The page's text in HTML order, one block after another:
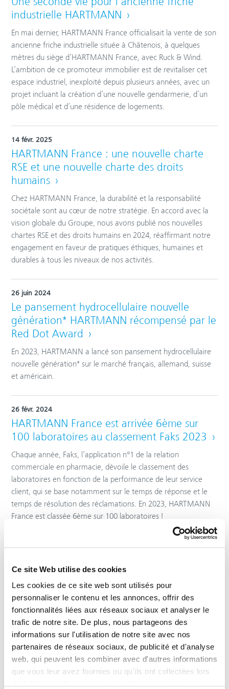
Ce site Web utilise des cookies
Les cookies de ce site web sont utilisés pour
personnaliser le contenu et les annonces, offrir des
fonctionnalités liées aux réseaux sociaux et analyser le
trafic de notre site. De plus, nous partageons des
informations sur l'utilisation de notre site avec nos
partenaires de réseaux sociaux, de publicité et d'analyse
web, qui peuvent les combiner avec d'autres informations
que vous leur avez fournies ou qu'ils ont collectées lors
industrielle HARTMANN
En mai dernier, HARTMANN France officialisait la vente de son
ancienne friche industrielle située à Châtenois, à quelques
mètres du siège d’HARTMANN France, avec Ruck & Wind.
L’ambition de ce promoteur immobilier est de revitaliser cet
espace industriel, inexploité depuis plusieurs années, avec un
projet incluant la création d’une nouvelle gendarmerie, d’un
pôle médical et d’une résidence de logements.
14 févr. 2025
HARTMANN France : une nouvelle charte
RSE et une nouvelle charte des droits
humains
Chez HARTMANN France, la durabilité et la responsabilité
sociétale sont au cœur de notre stratégie. En accord avec la
vision globale du Groupe, nous avons publié nos nouvelles
chartes RSE et des droits humains en 2024, réaffirmant notre
engagement en faveur de pratiques éthiques, humaines et
durables à tous les niveaux de nos activités.
26 juin 2024
Le pansement hydrocellulaire nouvelle
génération* HARTMANN récompensé par le
Red Dot Award
En 2023, HARTMANN a lancé son pansement hydrocellulaire
nouvelle génération* sur le marché français, allemand, suisse
et américain.
26 févr. 2024
HARTMANN France est arrivée 6ème sur
100 laboratoires au classement Faks 2023
Chaque année, Faks, l’application n°1 de la relation
commerciale en pharmacie, dévoile le classement des
laboratoires en fonction de la performance de leur service
client, qui se base notamment sur le temps de réponse et le
temps de résolution des réclamations. En 2023, HARTMANN
France est classée 6ème sur 100 laboratoires !
14 févr. 2024
HARTMANN adhère au Pacte mondial des
Le GROUPE HARTMANN a franchi un pas supplémentaire en
adhérant à l'UNGC, soulignant ainsi son engagement
permanent en faveur du développement durable, de la
responsabilité sociétale et de l'éthique dans les pratiques
commerciales.
19 déc. 2023